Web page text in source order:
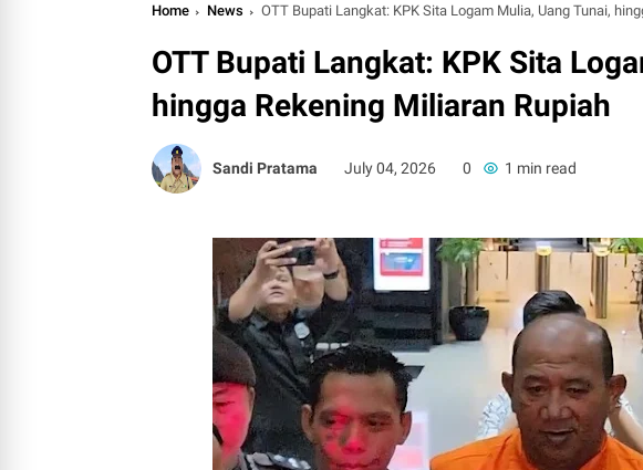
Home News OTT Bupati Langkat: KPK Sita Logam Mulia, Uang Tunai,
OTT Bupati Langkat: KPK Sita
hingga Rekening Miliaran Rupiah
Sandi Pratama July 04, 2026 0 1 min read